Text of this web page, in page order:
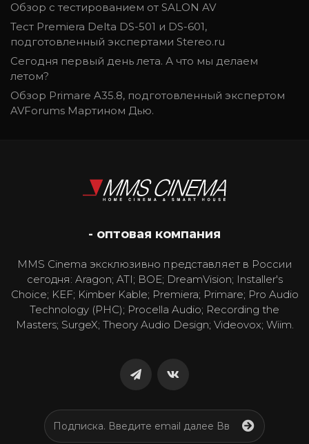
Обзор с тестированием от SALON AV
Тест Premiera Delta DS-501 и DS-601,
подготовленный экспертами Stereo.ru
Сегодня первый день лета. А что мы делаем
летом?
Обзор Primare A35.8, подготовленный экспертом
AVForums Мартином Дью.
- оптовая компания
MMS Cinema эксклюзивно представляет в России
сегодня: Aragon; ATI; BOE; DreamVision; Installer's
Choice; KEF; Kimber Kable; Premiera; Primare; Pro Audio
Technology (PHC); Procella Audio; Recording the
Masters; SurgeX; Theory Audio Design; Videovox; Wiim.